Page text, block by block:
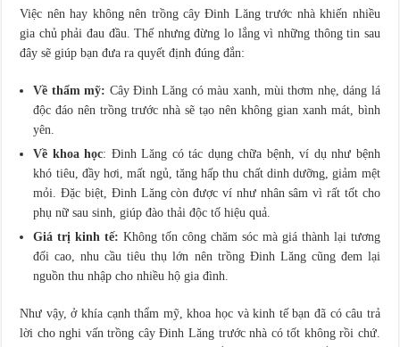
Việc nên hay không nên trồng cây Đinh Lăng trước nhà khiến nhiều
gia chủ phải đau đầu. Thế nhưng đừng lo lắng vì những thông tin sau
đây sẽ giúp bạn đưa ra quyết định đúng đắn:
Về thẩm mỹ: Cây Đinh Lăng có màu xanh, mùi thơm nhẹ, dáng lá
độc đáo nên trồng trước nhà sẽ tạo nên không gian xanh mát, bình
yên.
Về khoa học: Đinh Lăng có tác dụng chữa bệnh, ví dụ như bệnh
khó tiêu, đầy hơi, mất ngủ, tăng hấp thu chất dinh dưỡng, giảm mệt
mỏi. Đặc biệt, Đinh Lăng còn được ví như nhân sâm vì rất tốt cho
phụ nữ sau sinh, giúp đào thải độc tố hiệu quả.
Giá trị kinh tế: Không tốn công chăm sóc mà giá thành lại tương
đối cao, nhu cầu tiêu thụ lớn nên trồng Đinh Lăng cũng đem lại
nguồn thu nhập cho nhiều hộ gia đình.
Như vậy, ở khía cạnh thẩm mỹ, khoa học và kinh tế bạn đã có câu trả
lời cho nghi vấn trồng cây Đinh Lăng trước nhà có tốt không rồi chứ.